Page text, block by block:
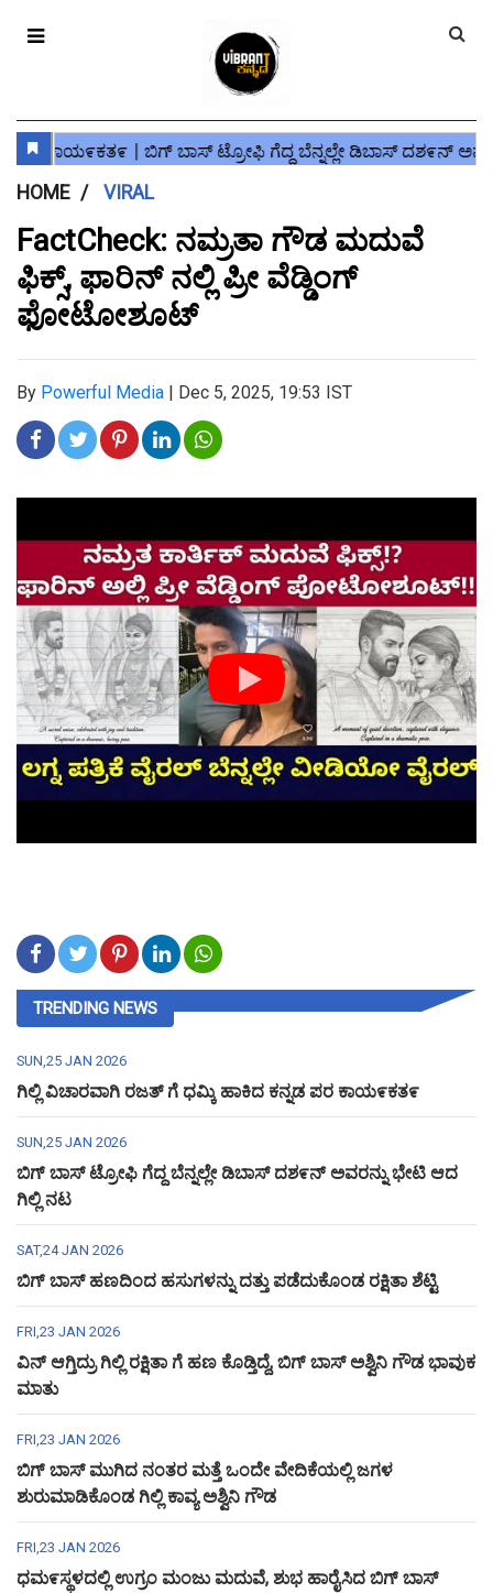
HOME VIRAL
FactCheck: ನಮ್ರತಾ ಗೌಡ ಮದುವೆ
ಫಿಕ್ಸ್, ಫಾರಿನ್ ನಲ್ಲಿ ಪ್ರೀ ವೆಡ್ಡಿಂಗ್
ಫೋಟೋಶೂಟ್
By Powerful Media | Dec 5, 2025, 19:53 IST
TRENDING NEWS
SUN,25 JAN 2026
ಗಿಲ್ಲಿ ವಿಚಾರವಾಗಿ ರಜತ್ ಗೆ ಧಮ್ಕಿ ಹಾಕಿದ ಕನ್ನಡ ಪರ ಕಾಯ೯ಕತ೯
SUN,25 JAN 2026
ಬಿಗ್ ಬಾಸ್ ಟ್ರೋಫಿ ಗೆದ್ದ ಬೆನ್ನಲ್ಲೇ ಡಿಬಾಸ್ ದಶ೯ನ್ ಅವರನ್ನು ಭೇಟಿ ಆದ
ಗಿಲ್ಲಿ ನಟ
SAT,24 JAN 2026
ಬಿಗ್ ಬಾಸ್ ಹಣದಿಂದ ಹಸುಗಳನ್ನು ದತ್ತು ಪಡೆದುಕೊಂಡ ರಕ್ಷಿತಾ ಶೆಟ್ಟಿ
FRI,23 JAN 2026
ವಿನ್ ಆಗ್ತಿದ್ರು ಗಿಲ್ಲಿ ರಕ್ಷಿತಾ ಗೆ ಹಣ ಕೊಡ್ತಿದ್ದೆ, ಬಿಗ್ ಬಾಸ್ ಅಶ್ವಿನಿ ಗೌಡ ಭಾವುಕ
ಮಾತು
FRI,23 JAN 2026
ಬಿಗ್ ಬಾಸ್ ಮುಗಿದ ನಂತರ ಮತ್ತೆ ಒಂದೇ ವೇದಿಕೆಯಲ್ಲಿ ಜಗಳ
ಶುರುಮಾಡಿಕೊಂಡ ಗಿಲ್ಲಿ ಕಾವ್ಯ ಅಶ್ವಿನಿ ಗೌಡ
FRI,23 JAN 2026
ಧಮ೯ಸ್ಥಳದಲ್ಲಿ ಉಗ್ರಂ ಮಂಜು ಮದುವೆ, ಶುಭ ಹಾರೈಸಿದ ಬಿಗ್ ಬಾಸ್